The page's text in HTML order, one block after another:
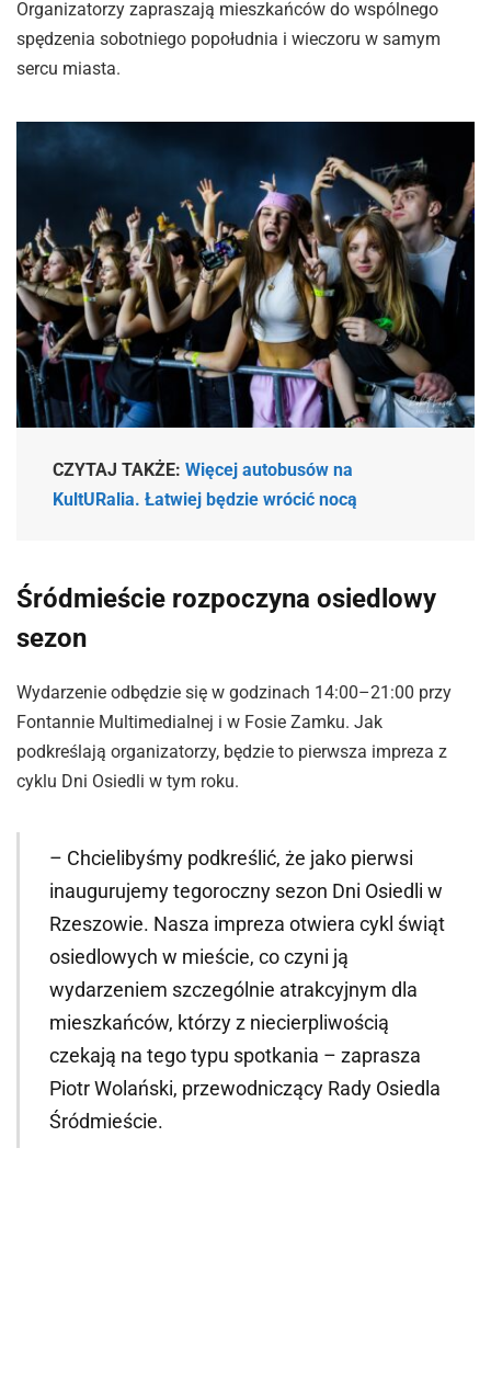
Organizatorzy zapraszają mieszkańców do wspólnego
spędzenia sobotniego popołudnia i wieczoru w samym
sercu miasta.
CZYTAJ TAKŻE:Więcej autobusów na
KultURalia. Łatwiej będzie wrócić nocą
Śródmieście rozpoczyna osiedlowy
sezon
Wydarzenie odbędzie się w godzinach 14:00–21:00 przy
Fontannie Multimedialnej i w Fosie Zamku. Jak
podkreślają organizatorzy, będzie to pierwsza impreza z
cyklu Dni Osiedli w tym roku.
– Chcielibyśmy podkreślić, że jako pierwsi
inaugurujemy tegoroczny sezon Dni Osiedli w
Rzeszowie. Nasza impreza otwiera cykl świąt
osiedlowych w mieście, co czyni ją
wydarzeniem szczególnie atrakcyjnym dla
mieszkańców, którzy z niecierpliwością
czekają na tego typu spotkania – zaprasza
Piotr Wolański, przewodniczący Rady Osiedla
Śródmieście.